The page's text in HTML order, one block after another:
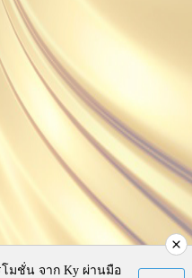
มชั่น จาก Ky ผ่านมือ